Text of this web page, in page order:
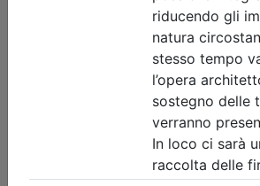
dal 22/07/2026 al 09/09/
workshop
Allegati
Posti disponibili: 0